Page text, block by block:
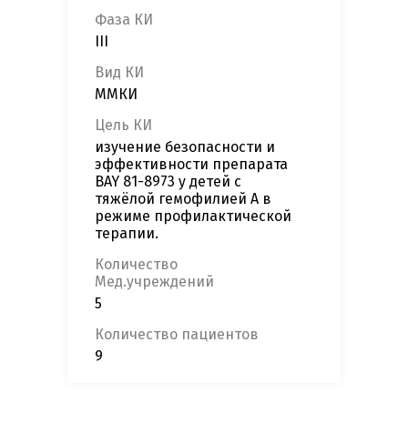
Фаза КИ
Вид КИ
ММКИ
Цель КИ
изучение безопасности и
эффективности препарата
BAY 81-8973 у детей с
тяжёлой гемофилией А в
режиме профилактической
терапии.
Количество
Мед.учреждений
5
Количество пациентов
9